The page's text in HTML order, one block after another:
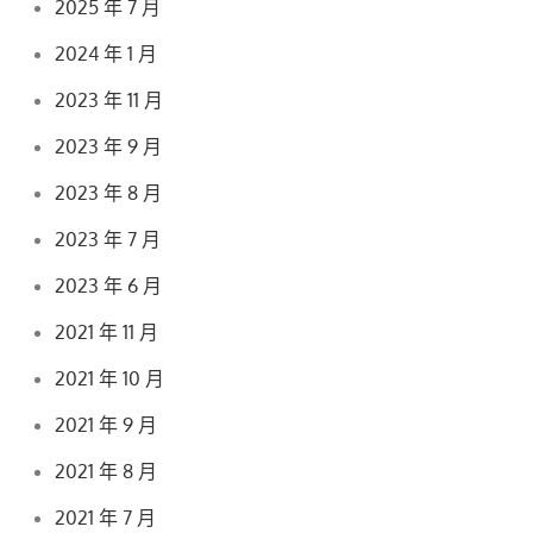
2025 年 7 月
2024 年 1 月
2023 年 11 月
2023 年 9 月
2023 年 8 月
2023 年 7 月
2023 年 6 月
2021 年 11 月
2021 年 10 月
2021 年 9 月
2021 年 8 月
2021 年 7 月